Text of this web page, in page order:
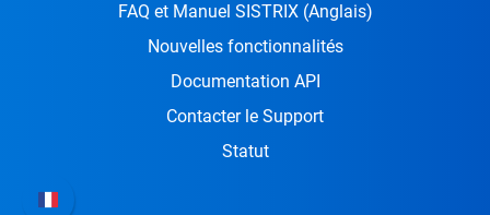
FAQ et Manuel SISTRIX (Anglais)
Nouvelles fonctionnalités
Documentation API
Contacter le Support
Statut